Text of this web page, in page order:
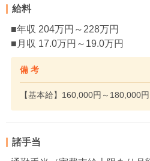
給料
■年収 204万円～228万円
■月収 17.0万円～19.0万円
備 考
【基本給】160,000円～180,000
諸手当